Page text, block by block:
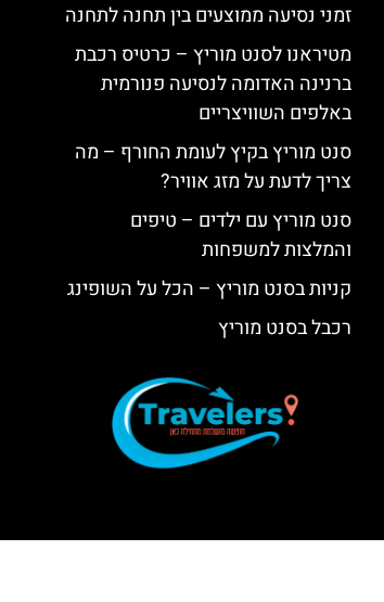
זמני נסיעה ממוצעים בין תחנה לתחנה
מטיראנו לסנט מוריץ – כרטיס רכבת
ברנינה האדומה לנסיעה פנורמית
באלפים השוויצריים
סנט מוריץ בקיץ לעומת החורף – מה
צריך לדעת על מזג אוויר?
סנט מוריץ עם ילדים – טיפים
והמלצות למשפחות
קניות בסנט מוריץ – הכל על השופינג
רכבל בסנט מוריץ